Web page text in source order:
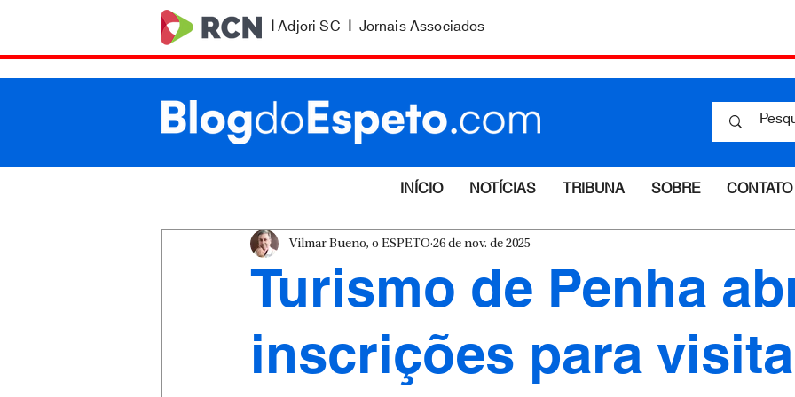
|Adjori SC | Jornais Associados
INÍCIO NOTÍCIAS TRIBUNA SOBRE CONTATO
Turismo de Penha
inscrições para visita
Vilmar Bueno, o ESPETO 26 de nov. de 2025